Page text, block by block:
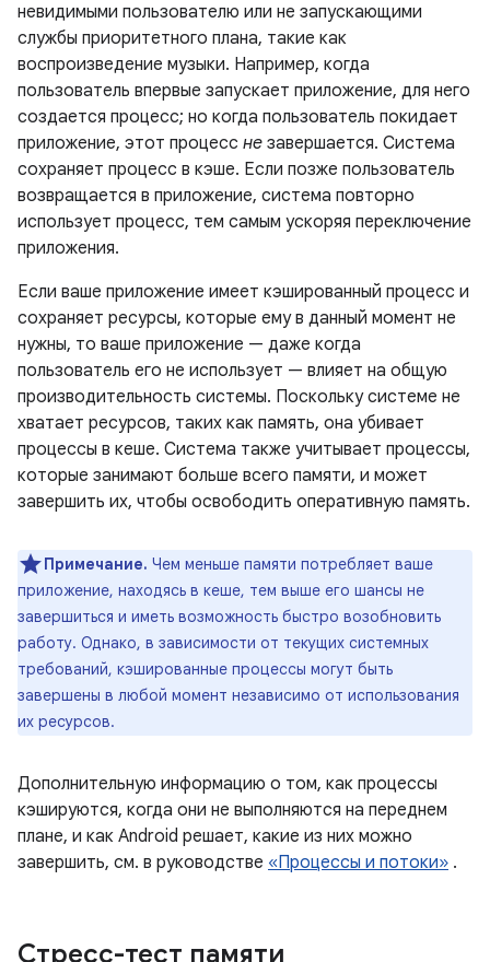
невидимыми пользователю или не запускающими
службы приоритетного плана, такие как
воспроизведение музыки. Например, когда
пользователь впервые запускает приложение, для него
создается процесс; но когда пользователь покидает
приложение, этот процесс не завершается. Система
сохраняет процесс в кэше. Если позже пользователь
возвращается в приложение, система повторно
использует процесс, тем самым ускоряя переключение
приложения.
Если ваше приложение имеет кэшированный процесс и
сохраняет ресурсы, которые ему в данный момент не
нужны, то ваше приложение — даже когда
пользователь его не использует — влияет на общую
производительность системы. Поскольку системе не
хватает ресурсов, таких как память, она убивает
процессы в кеше. Система также учитывает процессы,
которые занимают больше всего памяти, и может
завершить их, чтобы освободить оперативную память.
Примечание. Чем меньше памяти потребляет ваше
приложение, находясь в кеше, тем выше его шансы не
завершиться и иметь возможность быстро возобновить
работу. Однако, в зависимости от текущих системных
требований, кэшированные процессы могут быть
завершены в любой момент независимо от использования
их ресурсов.
Дополнительную информацию о том, как процессы
кэшируются, когда они не выполняются на переднем
плане, и как Android решает, какие из них можно
завершить, см. в руководстве «Процессы и потоки» .
Стресс-тест памяти